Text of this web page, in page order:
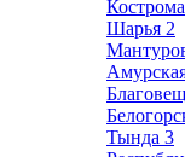
Кострома
Шарья 2
Тында 3